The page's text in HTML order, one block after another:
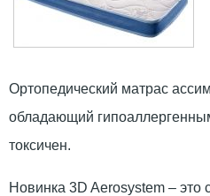
Ортопедический матрас
обладающий
токсичен.
Новинка 3D Aerosystem – это